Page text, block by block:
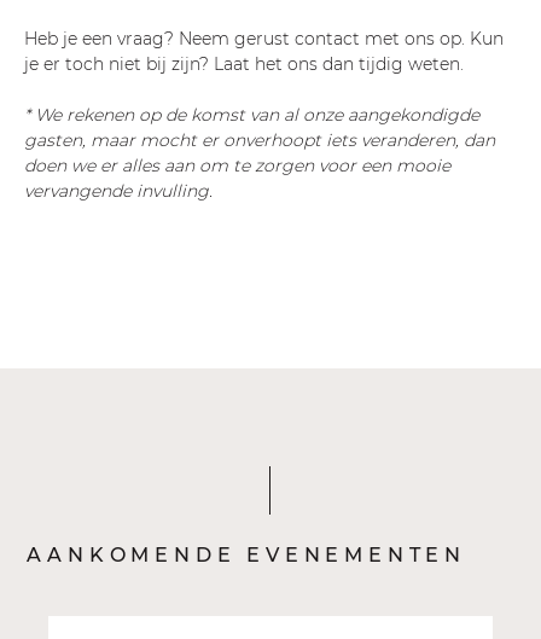
AANKOMENDE EVENEMENTEN
Heb je een vraag? Neem gerust contact met ons op. Kun
je er toch niet bij zijn? Laat het ons dan tijdig weten.
* We rekenen op de komst van al onze aangekondigde
gasten, maar mocht er onverhoopt iets veranderen, dan
doen we er alles aan om te zorgen voor een mooie
vervangende invulling.